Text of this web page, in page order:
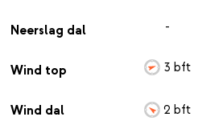
Neerslag dal
Wind top
Wind dal
-
3 bft
2 bft